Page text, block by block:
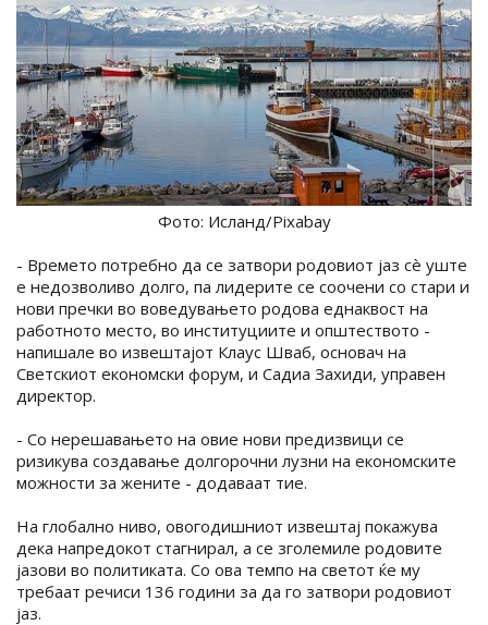
Фото: Исланд/Pixabay
- Времето потребно да се затвори родовиот јаз сè уште
е недозволиво долго, па лидерите се соочени со стари и
нови пречки во воведувањето родова еднаквост на
работното место, во институциите и општеството -
напишале во извештајот Клаус Шваб, основач на
Светскиот економски форум, и Садиа Захиди, управен
директор.
- Со нерешавањето на овие нови предизвици се
ризикува создавање долгорочни лузни на економските
можности за жените - додаваат тие.
На глобално ниво, овогодишниот извештај покажува
дека напредокот стагнирал, а се зголемиле родовите
јазови во политиката. Со ова темпо на светот ќе му
требаат речиси 136 години за да го затвори родовиот
јаз.